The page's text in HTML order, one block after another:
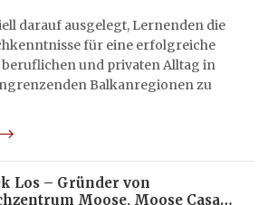
darauf ausgelegt, Lernenden die
für eine erfolgreiche
und privaten Alltag in
Balkanregionen zu
Los – Gründer von
Moose, Moose Casa